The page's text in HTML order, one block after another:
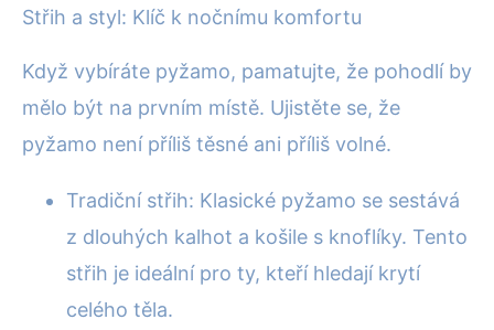
Střih a styl: Klíč k nočnímu komfortu
Když vybíráte pyžamo, pamatujte, že pohodlí by
mělo být na prvním místě. Ujistěte se, že
pyžamo není příliš těsné ani příliš volné.
Tradiční střih: Klasické pyžamo se sestává
z dlouhých kalhot a košile s knoflíky. Tento
střih je ideální pro ty, kteří hledají krytí
celého těla.